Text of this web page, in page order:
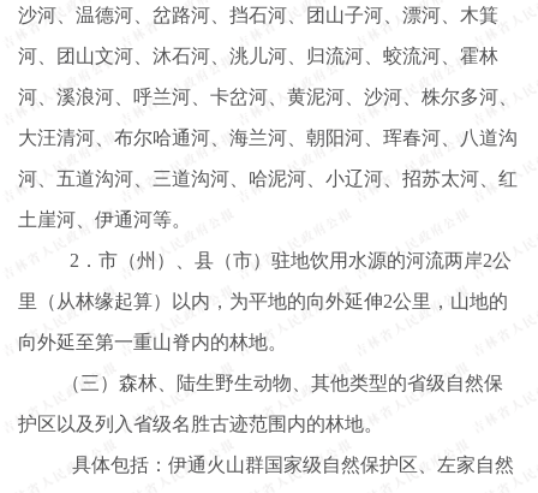
沙河、温德河、岔路河、挡石河、团山子河、漂河、木箕
河、团山文河、沐石河、洮儿河、归流河、蛟流河、霍林
河、溪浪河、呼兰河、卡岔河、黄泥河、沙河、株尔多河、
大汪清河、布尔哈通河、海兰河、朝阳河、珲春河、八道沟
河、五道沟河、三道沟河、哈泥河、小辽河、招苏太河、红
土崖河、伊通河等。
2．市（州）、县（市）驻地饮用水源的河流两岸2公
里（从林缘起算）以内，为平地的向外延伸2公里，山地的
向外延至第一重山脊内的林地。
（三）森林、陆生野生动物、其他类型的省级自然保
护区以及列入省级名胜古迹范围内的林地。
具体包括：伊通火山群国家级自然保护区、左家自然